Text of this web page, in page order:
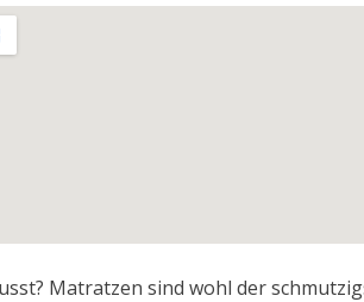
Matratzen sind wohl der